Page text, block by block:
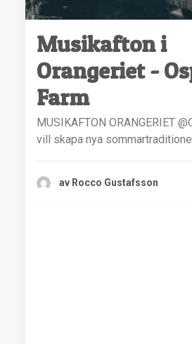
Musikafton i
Orangeriet -
Farm
MUSIKAFTON ORANGERIET
vill skapa nya
av Rocco Gustafsson